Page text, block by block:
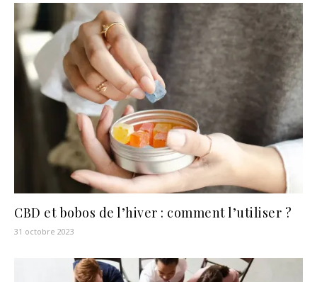
CBD et bobos de l’hiver : comment l’utiliser ?
31 octobre 2023